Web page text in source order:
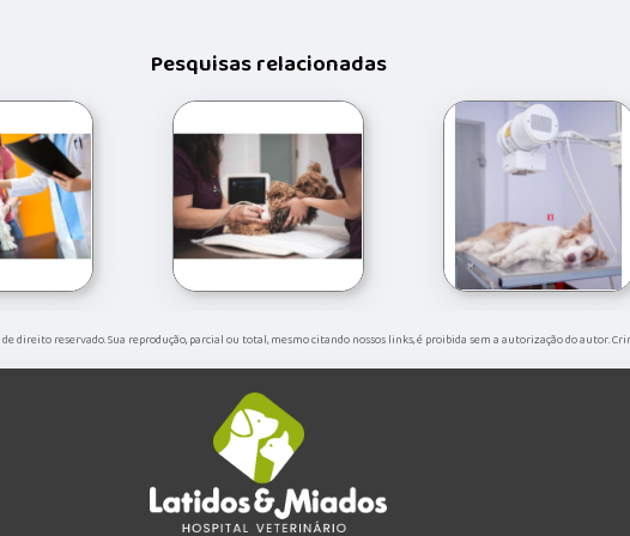
Pesquisas relacionadas
de direito reservado. Sua reprodução, parcial ou total, mesmo citando nossos links, é proibida sem a autorização do autor.